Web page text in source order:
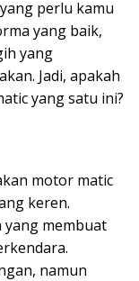
perlu kamu
yang baik,
yang
Jadi, apakah
yang satu ini?
motor matic
keren.
membuat
namun